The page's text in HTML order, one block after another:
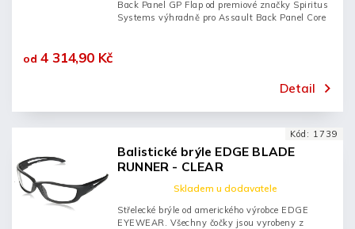
od 4 314,90 Kč
Detail
Back Panel GP Flap od premiové značky Spiritus
Systems výhradně pro Assault Back Panel Core
Balistické brýle EDGE BLADE
RUNNER - CLEAR
Skladem u dodavatele
Střelecké brýle od amerického výrobce EDGE
EYEWEAR. Všechny čočky jsou vyrobeny z
Kód: 1739